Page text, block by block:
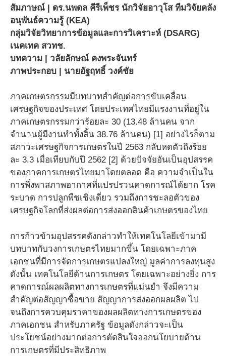
สัมภาษณ์ | ดร.นพดล คีรีเพ็ชร นักวิจัยอาวุโส ทีมวิจัยคลัง
อนุพันธ์ความรู้ (KEA)
กลุ่มวิจัยวิทยาการข้อมูลและการวิเคราะห์ (DSARG)
เนคเทค สวทช.
บทความ | วลัยลักษณ์ คงพระจันทร์
ภาพประกอบ | นายอัฐฤทธิ์ วงค์ชัย
ภาคเกษตรกรรมมีบทบาทสำคัญต่อการขับเคลื่อน
เศรษฐกิจของประเทศ โดยประเทศไทยมีแรงงานที่อยู่ใน
ภาคเกษตรกรรมกว่าร้อยละ 30 (13.48 ล้านคน จาก
จำนวนผู้มีงานทำทั้งสิ้น 38.76 ล้านคน) [1] อย่างไรก็ตาม
สภาวะเศรษฐกิจการเกษตรในปี 2563 กลับหดตัวถึงร้อย
ละ 3.3 เมื่อเทียบกับปี 2562 [2] ด้วยปัจจัยอันเป็นอุปสรรค
ของภาคการเกษตรไทยมาโดยตลอด คือ ความจำเป็นใน
การพึ่งพาสภาพอากาศที่แปรปรวนคาดการณ์ได้ยาก โรค
ระบาด การปลูกพืชเชิงเดี่ยว รวมถึงการชะลอตัวของ
เศรษฐกิจโลกที่ส่งผลต่อการส่งออกสินค้าเกษตรของไทย
การก้าวข้ามอุปสรรคดังกล่าวทำให้เทคโนโลยีเข้ามามี
บทบาทกับวงการเกษตรไทยมากขึ้น โดยเฉพาะภาค
เอกชนที่มีการจัดการเกษตรแปลงใหญ่ มูลค่าการลงทุนสูง
ดังนั้น เทคโนโลยีด้านการเกษตร โดยเฉพาะอย่างยิ่ง การ
คาดการณ์ผลผลิตทางการเกษตรที่แม่นยำ จึงมีความ
สำคัญต่อสัญญาซื้อขาย สัญญาการส่งออกผลผลิต ไป
จนถึงการควบคุมราคาของผลผลิตทางการเกษตรของ
ภาคเอกชน สำหรับภาครัฐ ข้อมูลดังกล่าวจะเป็น
ประโยชน์อย่างมากต่อการตัดสินใจออกนโยบายด้าน
การเกษตรที่มีประสิทธิภาพ